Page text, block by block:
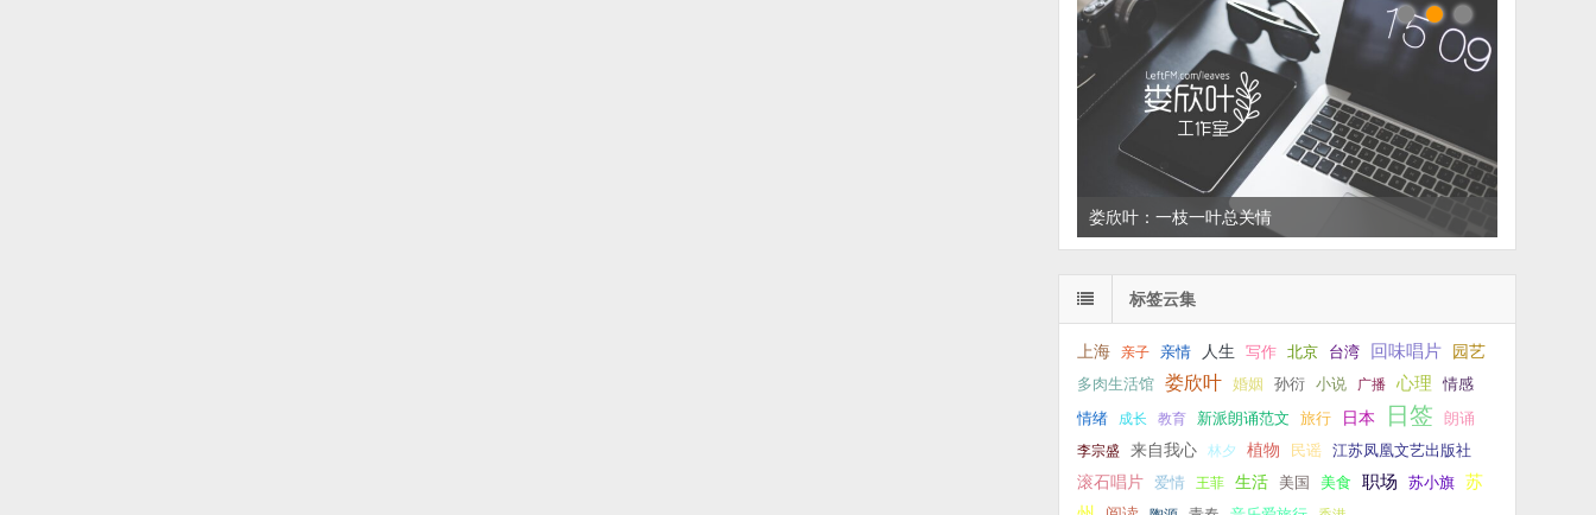
娄欣叶：一枝一叶总关情
标签云集
上海 亲子 亲情 人生 写作 北京 台湾 回味唱片 园艺
多肉生活馆 娄欣叶 婚姻 孙衍 小说 广播 心理 情感
情绪 成长 教育 新派朗诵范文 旅行 日本 日签 朗诵
李宗盛 来自我心 林夕 植物 民谣
江苏凤凰文艺出版社
滚石唱片
爱情 王菲 生活 美国 美食 职场 苏小旗
苏